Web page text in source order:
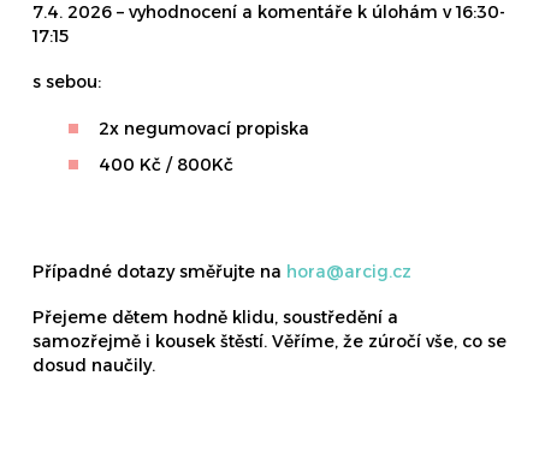
7.4. 2026 – vyhodnocení a komentáře k úlohám v 16:30-
17:15
s sebou:
2x negumovací propiska
400 Kč / 800Kč
Případné dotazy směřujte na hora@arcig.cz
Přejeme dětem hodně klidu, soustředění a
samozřejmě i kousek štěstí. Věříme, že zúročí vše, co se
dosud naučily.